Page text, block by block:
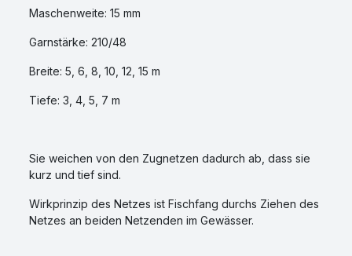
Maschenweite: 15 mm
Garnstärke: 210/48
Breite: 5, 6, 8, 10, 12, 15 m
Tiefe: 3, 4, 5, 7 m
Sie weichen von den Zugnetzen dadurch ab, dass sie
kurz und tief sind.
Wirkprinzip des Netzes ist Fischfang durchs Ziehen des
Netzes an beiden Netzenden im Gewässer.